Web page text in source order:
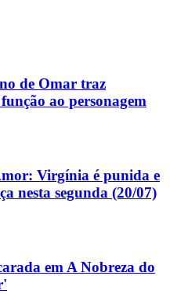
de Omar traz
ao personagem
Virgínia é punida e
nesta segunda (20/07)
em A Nobreza do